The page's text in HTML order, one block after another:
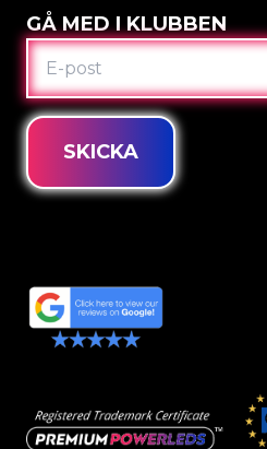
GÅ MED I KLUBBEN
E-
POST
SKICKA